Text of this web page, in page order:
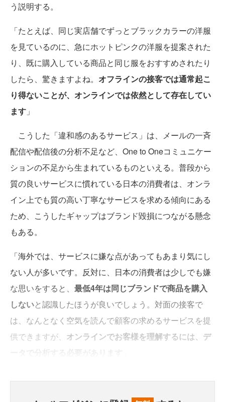
う説明する。
「たとえば、同じ実店舗でずっとブラックカラーの洋服
を見ているのに、急にホットピンクの洋服を提案された
り、既に購入している商品と同じ服をおすすめされたり
したら、驚きますよね。 オフラインの接客では通常起こ
り得ないことが、オンラインでは依然として存在してい
ます 」
こうした「違和感のあるサービス」は、メールの一斉
配信や配信後の分析不足など、One to Oneコミュニケー
ションの不足から生まれているものといえる。普段から
質の良いサービスに慣れている日本の消費者は、オンラ
イン上でも質の高い丁寧なサービスを求める傾向にある
ため、こうしたギャップはブランド毀損につながる懸念
もある。
「海外では、サービスに嫌な点があってもあまり気にし
ない人が多いです。反対に、日本の消費者は少しでも嫌
な思いをすると、 最低4年は同じブランドで商品を購入
しないと認識したほうが良いでしょう。対面の接客で
は、なんとなく空気を読んで顧客の求めるサービスを提
供できますが、 オンラインでお客様を理解するには、デ